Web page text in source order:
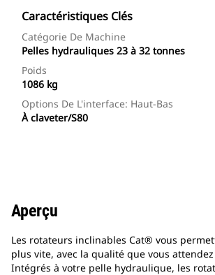
Caractéristiques Clés
Catégorie De Machine
Pelles hydrauliques 23 à 32 tonnes
Poids
1086 kg
Options De L'interface: Haut-Bas
À claveter/S80
Aperçu
Les rotateurs inclinables Cat® vous
plus vite, avec la qualité que vous
Intégrés à votre pelle hydraulique, les